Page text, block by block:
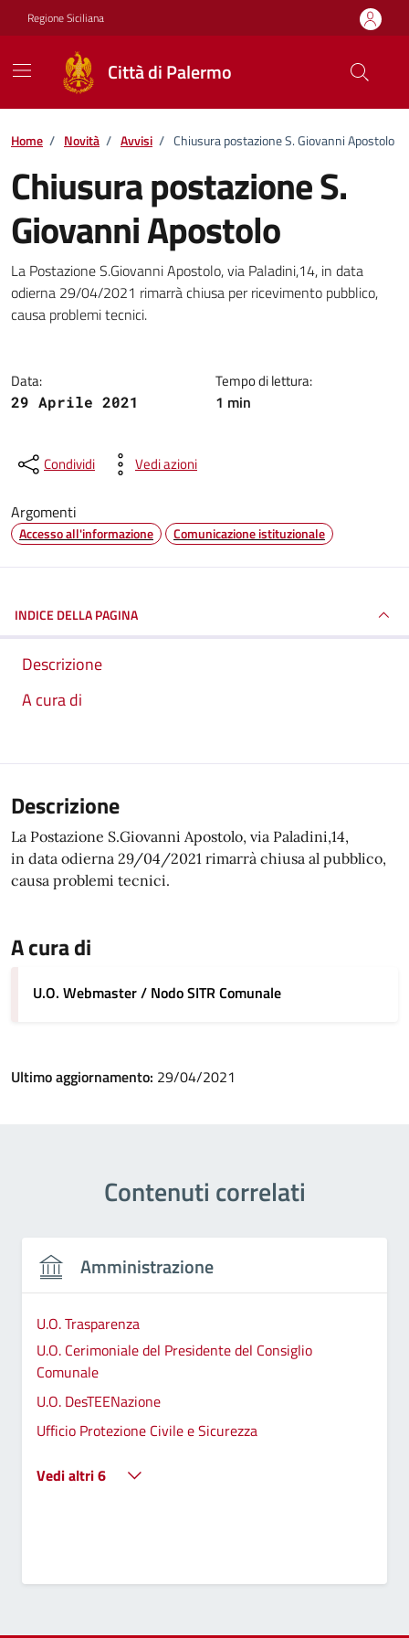
Vai ai contenuti
Vai al footer
Regione Siciliana
Città di Palermo
Home / Novità / Avvisi / Chiusura postazione S. Giovanni Apostolo
Chiusura postazione S.
Giovanni Apostolo
Dettagli della notizia
La Postazione S.Giovanni Apostolo, via Paladini,14, in data
odierna 29/04/2021 rimarrà chiusa per ricevimento pubblico,
causa problemi tecnici.
Data:
29 Aprile 2021
Tempo di lettura:
1 min
Condividi Vedi azioni
Argomenti
Accesso all'informazione Comunicazione istituzionale
INDICE DELLA PAGINA
Descrizione
A cura di
Descrizione
La Postazione S.Giovanni Apostolo, via Paladini,14,
in data odierna 29/04/2021 rimarrà chiusa al pubblico,
causa problemi tecnici.
A cura di
U.O. Webmaster / Nodo SITR Comunale
Ultimo aggiornamento: 29/04/2021
Contenuti correlati
Amministrazione
U.O. Trasparenza
U.O. Cerimoniale del Presidente del Consiglio
Comunale
U.O. DesTEENazione
Ufficio Protezione Civile e Sicurezza
Vedi altri 6